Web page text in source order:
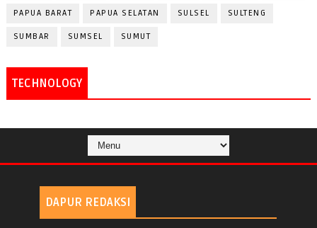
PAPUA BARAT PAPUA SELATAN SULSEL SULTENG
SUMBAR SUMSEL SUMUT
TECHNOLOGY
DAPUR REDAKSI